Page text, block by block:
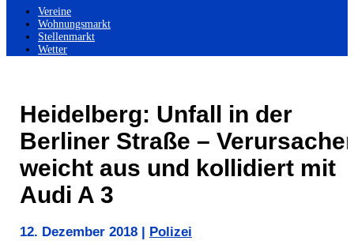
Vereine
Wohnungsmarkt
Stellenmarkt
Wetter
Heidelberg: Unfall in der
Berliner Straße – Verursacher
weicht aus und kollidiert mit
Audi A 3
12. Dezember 2018 Polizei